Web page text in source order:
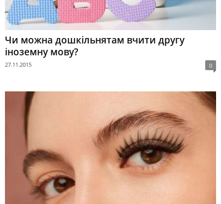
Чи можна дошкільнятам вчити другу
іноземну мову?
27.11.2015 0